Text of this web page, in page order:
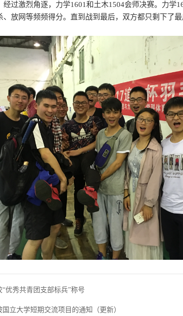
经过激烈角逐，力学1601和土木1504会师决赛。力学
放网等频频得分。直到战到最后，双方都只剩下了
优秀共青团支部标兵”称号
立大学短期交流项目的通知（更新）